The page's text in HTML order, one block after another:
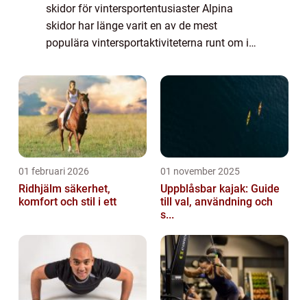
skidor för vintersportentusiaster Alpina
skidor har länge varit en av de mest
populära vintersportaktiviteterna runt om i
detaljerad och omfattande presentation av
al...
01 februari 2026
Ridhjälm säkerhet,
komfort och stil i ett
01 november 2025
Uppblåsbar kajak: Guide
till val, användning och
s...